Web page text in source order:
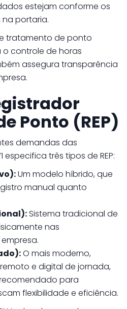
estejam conforme os
portaria.
tratamento de ponto
controle de horas
assegura transparência
Ponto (REP)
demandas das
especifica três tipos de REP:
Um modelo híbrido, que
manual quanto
Sistema tradicional de
nas
O mais moderno,
e digital de jornada,
para
flexibilidade e eficiência.